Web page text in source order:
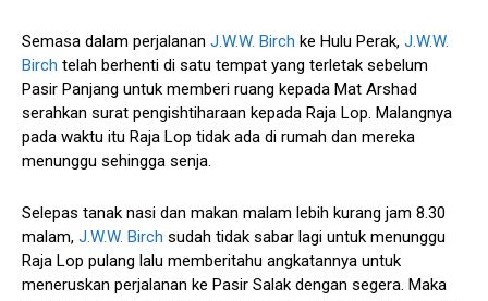
Semasa dalam perjalanan J.W.W. Birch ke Hulu Perak, J.W.W.
Birch telah berhenti di satu tempat yang terletak sebelum
Pasir Panjang untuk memberi ruang kepada Mat Arshad
serahkan surat pengishtiharaan kepada Raja Lop. Malangnya
pada waktu itu Raja Lop tidak ada di rumah dan mereka
menunggu sehingga senja.
Selepas tanak nasi dan makan malam lebih kurang jam 8.30
malam, J.W.W. Birch sudah tidak sabar lagi untuk menunggu
Raja Lop pulang lalu memberitahu angkatannya untuk
meneruskan perjalanan ke Pasir Salak dengan segera. Maka